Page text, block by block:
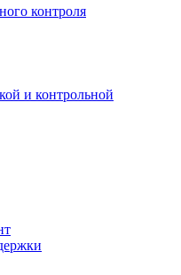
контроля
и контрольной